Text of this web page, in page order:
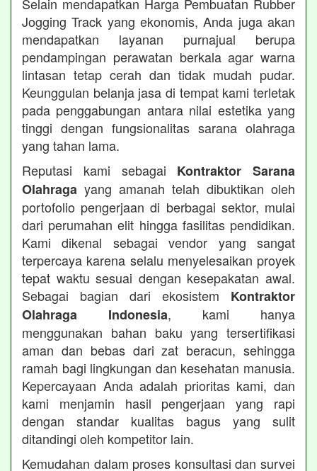
Selain mendapatkan Harga Pembuatan Rubber
Jogging Track yang ekonomis, Anda juga akan
mendapatkan layanan purnajual berupa
pendampingan perawatan berkala agar warna
lintasan tetap cerah dan tidak mudah pudar.
Keunggulan belanja jasa di tempat kami terletak
pada penggabungan antara nilai estetika yang
tinggi dengan fungsionalitas sarana olahraga
yang tahan lama.
Reputasi kami sebagai Kontraktor Sarana
Olahraga yang amanah telah dibuktikan oleh
portofolio pengerjaan di berbagai sektor, mulai
dari perumahan elit hingga fasilitas pendidikan.
Kami dikenal sebagai vendor yang sangat
terpercaya karena selalu menyelesaikan proyek
tepat waktu sesuai dengan kesepakatan awal.
Sebagai bagian dari ekosistem Kontraktor
Olahraga Indonesia, kami hanya
menggunakan bahan baku yang tersertifikasi
aman dan bebas dari zat beracun, sehingga
ramah bagi lingkungan dan kesehatan manusia.
Kepercayaan Anda adalah prioritas kami, dan
kami menjamin hasil pengerjaan yang rapi
dengan standar kualitas bagus yang sulit
ditandingi oleh kompetitor lain.
Kemudahan dalam proses konsultasi dan survei